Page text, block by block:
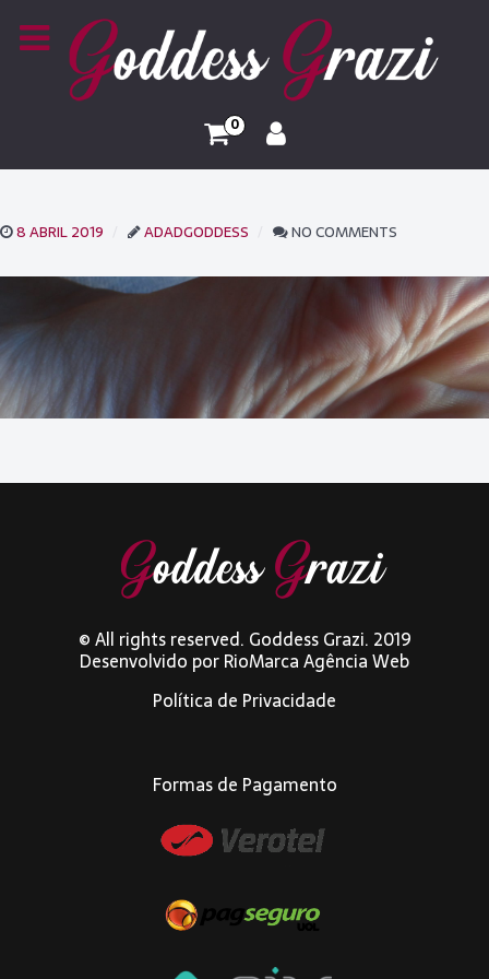
0
8 ABRIL 2019 ADADGODDESS NO COMMENTS
© All rights reserved. Goddess Grazi. 2019
Desenvolvido porRioMarca Agência Web
Política de Privacidade
Formas de Pagamento